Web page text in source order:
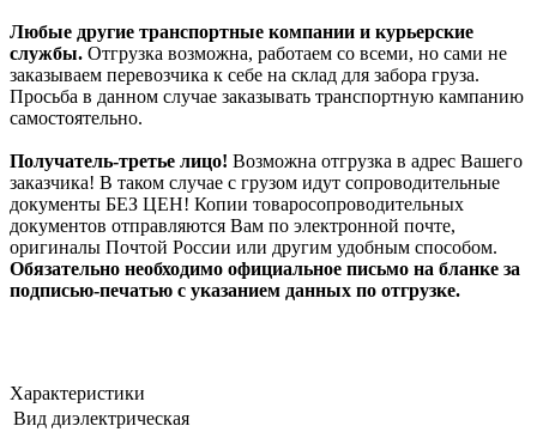
Любые другие транспортные компании и курьерские
службы. Отгрузка возможна, работаем со всеми, но сами не
заказываем перевозчика к себе на склад для забора груза.
Просьба в данном случае заказывать транспортную кампанию
самостоятельно.
Получатель-третье лицо! Возможна отгрузка в адрес Вашего
заказчика! В таком случае с грузом идут сопроводительные
документы БЕЗ ЦЕН! Копии товаросопроводительных
документов отправляются Вам по электронной почте,
оригиналы Почтой России или другим удобным способом.
Обязательно необходимо официальное письмо на бланке за
подписью-печатью с указанием данных по отгрузке.
Характеристики
Вид диэлектрическая